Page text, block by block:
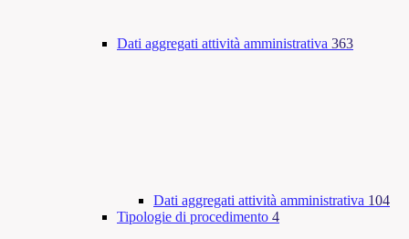
Dati aggregati attività amministrativa 363
Dati aggregati attività amministrativa 104
Tipologie di procedimento 4